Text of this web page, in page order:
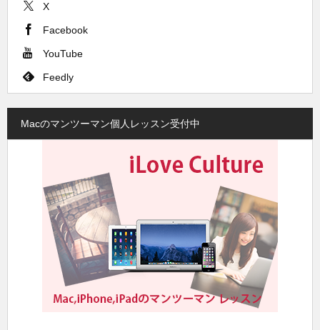
X
Facebook
YouTube
Feedly
Macのマンツーマン個人レッスン受付中